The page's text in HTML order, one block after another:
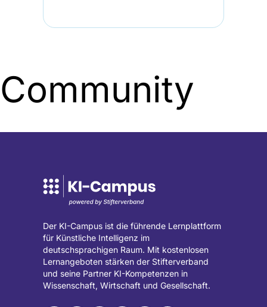
E-
Mail-
Community
Der KI-Campus ist die führende Lernplattform
für Künstliche Intelligenz im
deutschsprachigen Raum. Mit kostenlosen
Lernangeboten stärken der Stifterverband
und seine Partner KI-Kompetenzen in
Wissenschaft, Wirtschaft und Gesellschaft.